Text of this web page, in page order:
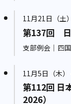
11月21日（土
第137回 日
支部例会｜四
11月5日（木
第112回 日
2026）